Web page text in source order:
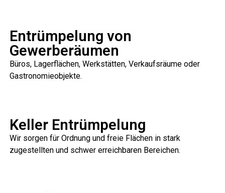
Entrümpelung von
Gewerberäumen
Büros, Lagerflächen, Werkstätten, Verkaufsräume oder
Gastronomieobjekte.
Keller Entrümpelung
Wir sorgen für Ordnung und freie Flächen in stark
zugestellten und schwer erreichbaren Bereichen.